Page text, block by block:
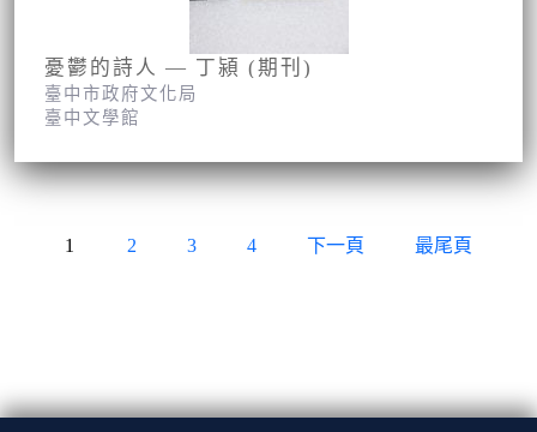
憂鬱的詩人 — 丁潁 (期刊)
臺中市政府文化局
臺中文學館
1 2 3 4 下一頁 最尾頁